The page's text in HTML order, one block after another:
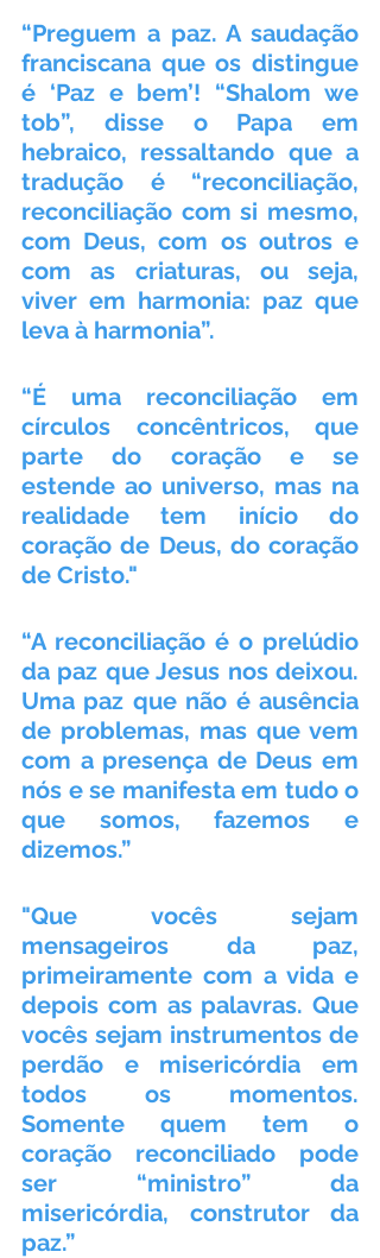
“Preguem a paz. A saudação
franciscana que os distingue
é ‘Paz e bem’! “Shalom we
tob”, disse o Papa em
hebraico, ressaltando que a
tradução é “reconciliação,
reconciliação com si mesmo,
com Deus, com os outros e
com as criaturas, ou seja,
viver em harmonia: paz que
leva à harmonia”.
“É uma reconciliação em
círculos concêntricos, que
parte do coração e se
estende ao universo, mas na
realidade tem início do
coração de Deus, do coração
de Cristo."
“A reconciliação é o prelúdio
da paz que Jesus nos deixou.
Uma paz que não é ausência
de problemas, mas que vem
com a presença de Deus em
nós e se manifesta em tudo o
que somos, fazemos e
dizemos.”
"Que vocês sejam
mensageiros da paz,
primeiramente com a vida e
depois com as palavras. Que
vocês sejam instrumentos de
perdão e misericórdia em
todos os momentos.
Somente quem tem o
coração reconciliado pode
ser “ministro” da
misericórdia, construtor da
paz.”